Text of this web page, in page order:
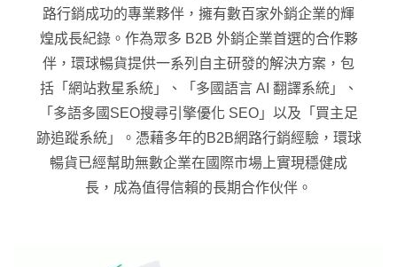
路行銷成功的專業夥伴，擁有數百家外銷企業的輝
煌成長紀錄。作為眾多 B2B 外銷企業首選的合作夥
伴，環球暢貨提供一系列自主研發的解決方案，包
括「網站救星系統」、「多國語言 AI 翻譯系統」、
「多語多國SEO搜尋引擎優化 SEO」以及「買主足
跡追蹤系統」。憑藉多年的B2B網路行銷經驗，環球
暢貨已經幫助無數企業在國際市場上實現穩健成
長，成為值得信賴的長期合作伙伴。